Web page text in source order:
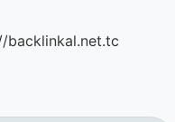
backlinkal.net.tc